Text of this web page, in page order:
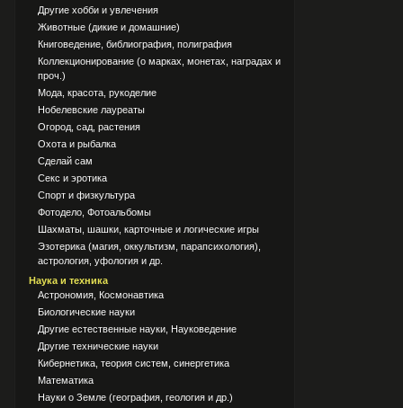
Другие хобби и увлечения
Животные (дикие и домашние)
Книговедение, библиография, полиграфия
Коллекционирование (о марках, монетах, наградах и
проч.)
Мода, красота, рукоделие
Нобелевские лауреаты
Огород, сад, растения
Охота и рыбалка
Сделай сам
Секс и эротика
Спорт и физкультура
Фотодело, Фотоальбомы
Шахматы, шашки, карточные и логические игры
Эзотерика (магия, оккультизм, парапсихология),
астрология, уфология и др.
Наука и техника
Астрономия, Космонавтика
Биологические науки
Другие естественные науки, Науковедение
Другие технические науки
Кибернетика, теория систем, синергетика
Математика
Науки о Земле (география, геология и др.)